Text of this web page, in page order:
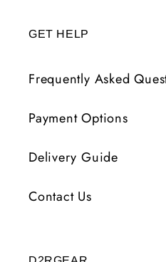
GET HELP
Frequently Asked
Payment Options
Delivery Guide
Contact Us